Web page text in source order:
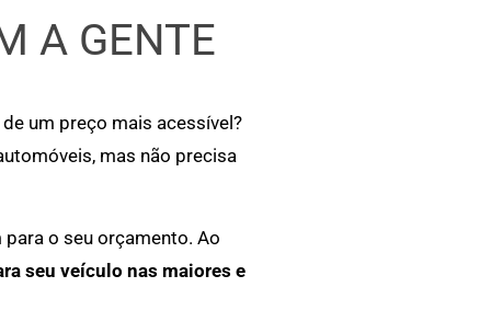
A GENTE
um preço mais acessível?
mas não precisa
o seu orçamento. Ao
seu veículo nas maiores e